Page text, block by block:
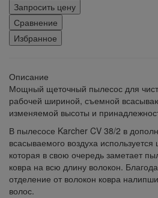
Запросить цену
Сравнение
Избранное
Описание
Мощный щеточный пылесос для
рабочей шириной, съемной
изменяемой высоты и
В пылесосе Karcher CV 38/2 в
всасываемого воздуха
которая в свою очередь заметает
ковра на всю длину волокон.
отделение от волокон ковра
волос.